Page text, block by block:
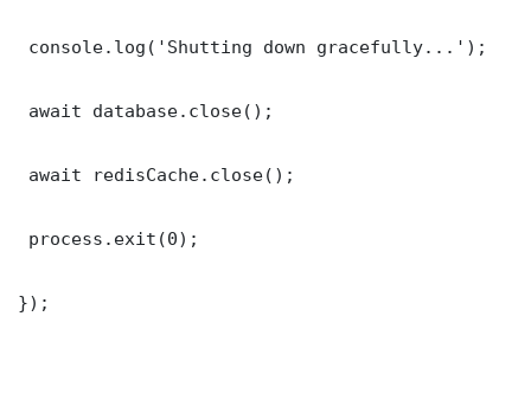
console.log('Shutting down gracefully...');
await database.close();
await redisCache.close();
process.exit(0);
});